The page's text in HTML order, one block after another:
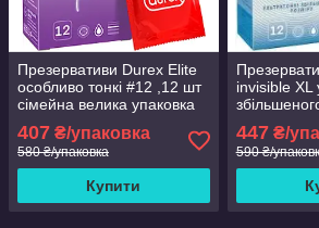
Презервативи Durex Elite
особливо тонкі #12 ,12 шт
сімейна велика упаковка
.Сертифікати
407 ₴/упаковка
580 ₴/упаковка
Купити
invisible XL
шт.ІНКА
447₴/
590 ₴/